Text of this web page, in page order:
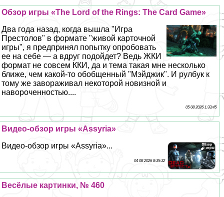
Обзор игры «The Lord of the Rings: The Card Game»
Два года назад, когда вышла "Игра
Престолов" в формате "живой карточной
игры", я предпринял попытку опробовать
ее на себе — а вдруг подойдет? Ведь ЖКИ
формат не совсем ККИ, да и тема такая мне несколько
ближе, чем какой-то обобщенный "Мэйджик". И рулбук к
тому же завораживал некоторой новизной и
навороченностью....
05 08 2026 1:33:45
Видео-обзор игры «Assyria»
Видео-обзор игры «Assyria»...
04 08 2026 8:35:32
Весёлые картинки, № 460